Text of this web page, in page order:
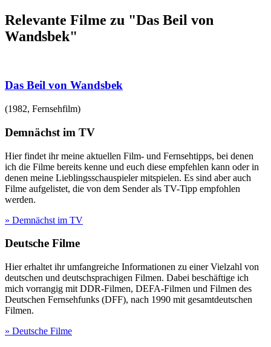
Relevante Filme zu "Das Beil von
Wandsbek"
Das Beil von Wandsbek
(1982, Fernsehfilm)
Demnächst im TV
Hier findet ihr meine aktuellen Film- und Fernsehtipps, bei denen
ich die Filme bereits kenne und euch diese empfehlen kann oder in
denen meine Lieblingsschauspieler mitspielen. Es sind aber auch
Filme aufgelistet, die von dem Sender als TV-Tipp empfohlen
werden.
» Demnächst im TV
Deutsche Filme
Hier erhaltet ihr umfangreiche Informationen zu einer Vielzahl von
deutschen und deutschsprachigen Filmen. Dabei beschäftige ich
mich vorrangig mit DDR-Filmen, DEFA-Filmen und Filmen des
Deutschen Fernsehfunks (DFF), nach 1990 mit gesamtdeutschen
Filmen.
» Deutsche Filme